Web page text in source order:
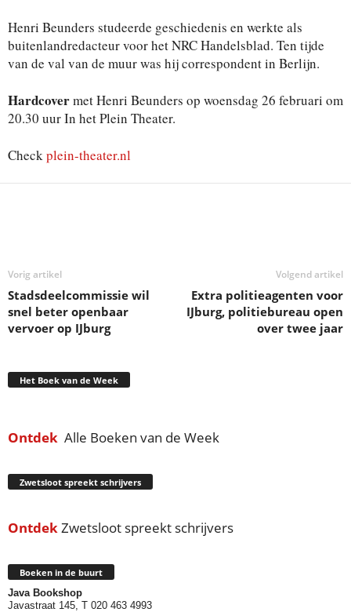
Henri Beunders studeerde geschiedenis en werkte als
buitenlandredacteur voor het NRC Handelsblad. Ten tijde
van de val van de muur was hij correspondent in Berlijn.
Hardcovermet Henri Beunders op woensdag 26 februari om
20.30 uur In het Plein Theater.
Checkplein-theater.nl
Vorig artikel
Stadsdeelcommissie wil
snel beter openbaar
vervoer op IJburg
Volgend artikel
Extra politieagenten voor
IJburg, politiebureau open
over twee jaar
Het Boek van de Week
Ontdek Alle Boeken van de Week
Zwetsloot spreekt schrijvers
OntdekZwetsloot spreekt schrijvers
Boeken in de buurt
Java Bookshop
Javastraat 145, T 020 463 4993